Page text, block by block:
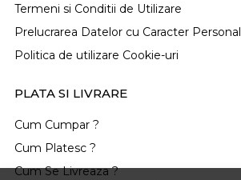
Termeni si Conditii de Utilizare
Prelucrarea Datelor cu Caracter Personal
Politica de utilizare Cookie-uri
PLATA SI LIVRARE
Cum Cumpar ?
Cum Platesc ?
Cum Se Livreaza ?